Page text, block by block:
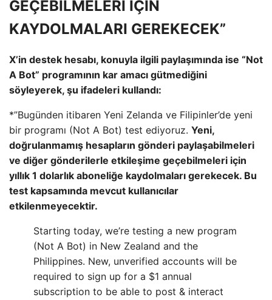
GEÇEBİLMELERİ İÇİN
KAYDOLMALARI GEREKECEK”
X’in destek hesabı, konuyla ilgili paylaşımında ise “Not
A Bot” programının kar amacı gütmediğini
söyleyerek, şu ifadeleri kullandı:
*”Bugünden itibaren Yeni Zelanda ve Filipinler’de yeni
bir programı (Not A Bot) test ediyoruz. Yeni,
doğrulanmamış hesapların gönderi paylaşabilmeleri
ve diğer gönderilerle etkileşime geçebilmeleri için
yıllık 1 dolarlık aboneliğe kaydolmaları gerekecek. Bu
test kapsamında mevcut kullanıcılar
etkilenmeyecektir.
Starting today, we’re testing a new program
(Not A Bot) in New Zealand and the
Philippines. New, unverified accounts will be
required to sign up for a $1 annual
subscription to be able to post & interact